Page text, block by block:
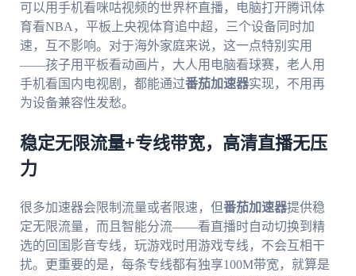
可以用手机看咪咕视频的世界杯直播，电脑打开腾讯体
育看NBA，平板上央视体育追中超，三个设备同时加
速，互不影响。对于海外家庭来说，这一点特别实用
——孩子用平板看动画片，大人用电脑看球赛，老人用
手机看国内电视剧，都能通过番茄加速器实现，不用再
为设备兼容性发愁。
稳定无限流量+专线带宽，高清直播无压
力
很多加速器会限制流量或者限速，但番茄加速器提供稳
定无限流量，而且智能分流——看直播时自动切换到精
选的回国影音专线，玩游戏时用游戏专线，不会互相干
扰。更重要的是，每条专线都有独享100M带宽，就算是